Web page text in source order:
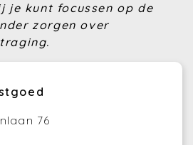
je kunt focussen op de
zorgen over
76